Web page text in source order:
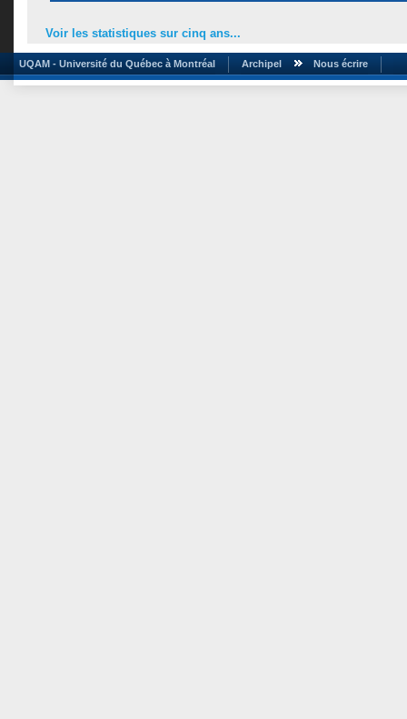
Voir les statistiques sur cinq ans...
UQAM - Université du Québec à Montréal Archipel Nous écrire